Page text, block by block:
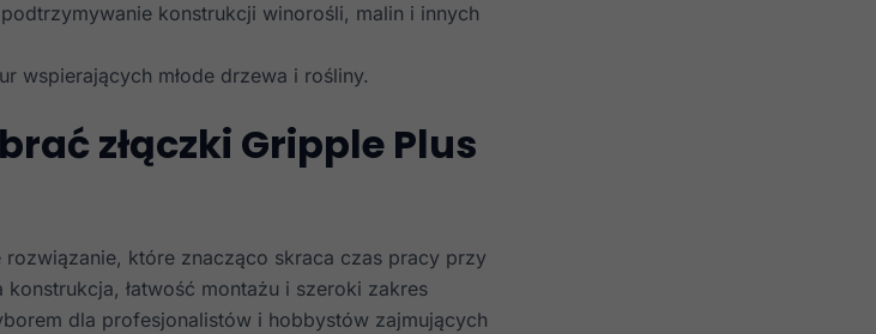
konstrukcji winorośli, malin i innych
wspierających młode drzewa i rośliny.
złączki Gripple Plus
rozwiązanie, które znacząco skraca czas pracy przy
łatwość montażu i szeroki zakres
dla profesjonalistów i hobbystów zajmujących